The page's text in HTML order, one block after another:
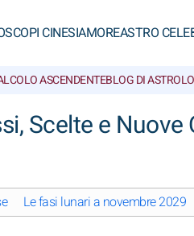
CINESIAMOREASTRO
ASCENDENTEBLOG DI
Scelte e
Le fasi lunari a novembre 2029